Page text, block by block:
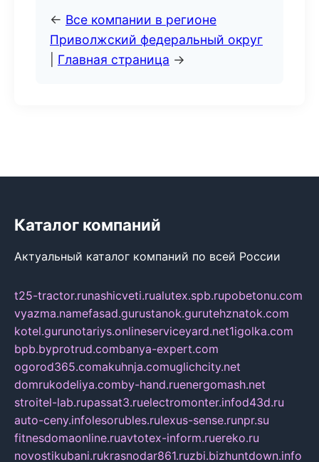
← Все компании в регионе
Приволжский федеральный округ
Главная страница →
Каталог компаний
Актуальный каталог компаний по всей России
t25-tractor.runashicveti.rualutex.spb.rupobetonu.com
vyazma.namefasad.gurustanok.gurutehznatok.com
kotel.gurunotariys.onlineserviceyard.net1igolka.com
bpb.byprotrud.combanya-expert.com
ogorod365.comakuhnja.comuglichcity.net
domrukodeliya.comby-hand.ruenergomash.net
stroitel-lab.rupassat3.ruelectromonter.infod43d.ru
auto-ceny.infolesorubles.rulexus-sense.runpr.su
fitnesdomaonline.ruavtotex-inform.ruereko.ru
novostikubani.rukrasnodar861.ruzbi.bizhuntdown.info